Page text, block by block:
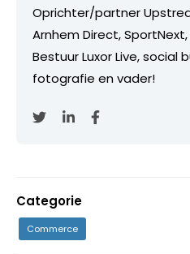
Oprichter/partner
Arnhem Direct, SportNext,
Bestuur Luxor Live, social
fotografie en vader!
Categorie
Commerce